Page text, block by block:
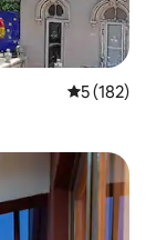
5 de uma
5 (182)